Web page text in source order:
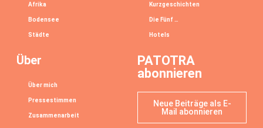
Afrika
Bodensee
Städte
Kurzgeschichten
Die Fünf …
Hotels
Über
Über mich
Pressestimmen
Zusammenarbeit
PATOTRA
abonnieren
Neue Beiträge als E-
Mail abonnieren